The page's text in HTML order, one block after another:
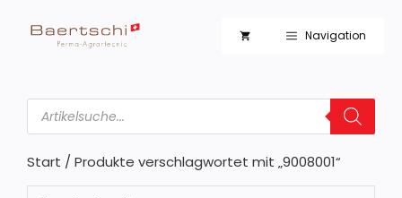
Inhalt
Navigation
Products
search
Start / Produkte verschlagwortet mit „9008001“